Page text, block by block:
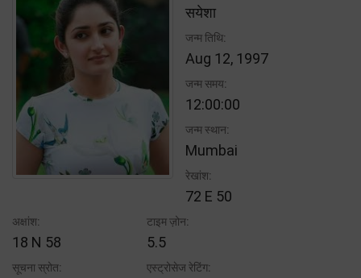
सयेशा
जन्म तिथि:
Aug 12, 1997
जन्म समय:
12:00:00
जन्म स्थान:
Mumbai
रेखांश:
72 E 50
अक्षांश:
18 N 58
टाइम ज़ोन:
5.5
सूचना स्रोत: एस्ट्रोसेज रेटिंग: